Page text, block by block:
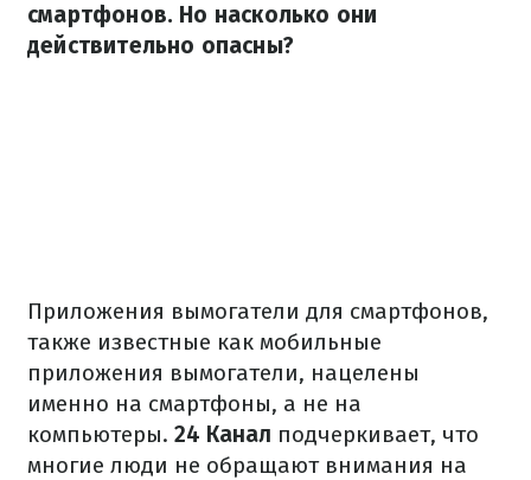
смартфонов. Но насколько они
действительно опасны?
Приложения вымогатели для смартфонов,
также известные как мобильные
приложения вымогатели, нацелены
именно на смартфоны, а не на
компьютеры. 24 Канал подчеркивает, что
многие люди не обращают внимания на